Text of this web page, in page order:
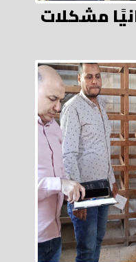
مشكلات